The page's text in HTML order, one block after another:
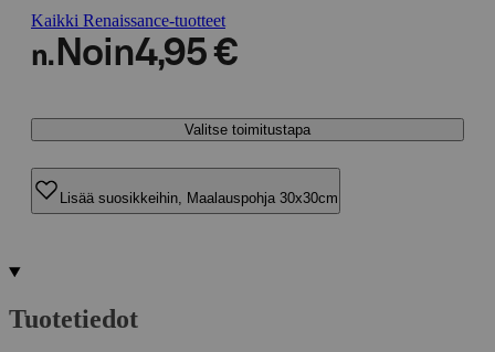
Kaikki Renaissance-tuotteet
n. Noin4,95 €
Valitse toimitustapa
Lisää suosikkeihin, Maalauspohja 30x30cm
Tuotetiedot